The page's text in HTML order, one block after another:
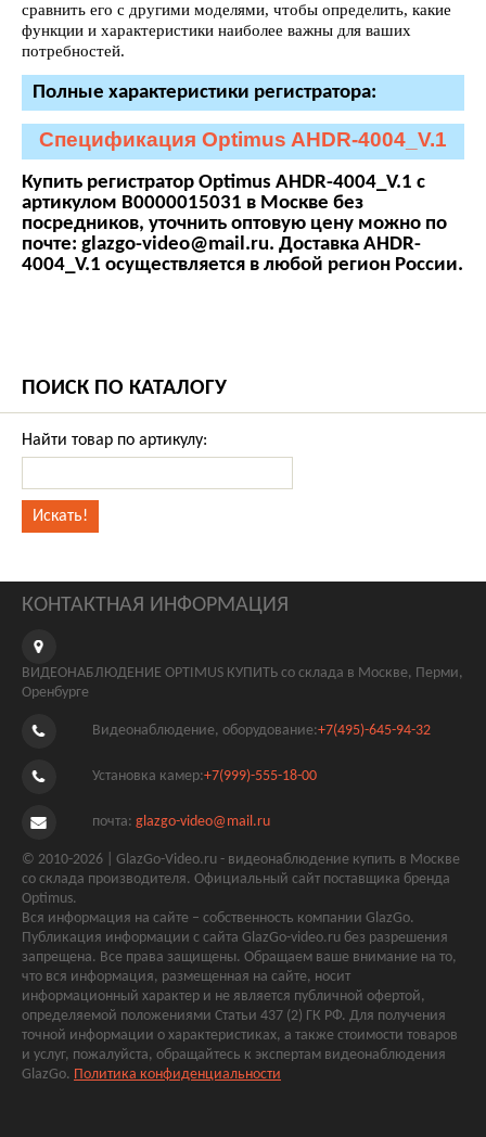
сравнить его с другими моделями, чтобы определить, какие
функции и характеристики наиболее важны для ваших
потребностей.
Полные характеристики регистратора:
Спецификация Optimus AHDR-4004_V.1
Купить регистратор Optimus AHDR-4004_V.1 с
артикулом В0000015031 в Москве без
посредников, уточнить оптовую цену можно по
почте: glazgo-video@mail.ru. Доставка AHDR-
4004_V.1 осуществляется в любой регион России.
ПОИСК ПО КАТАЛОГУ
Найти товар по артикулу:
КОНТАКТНАЯ ИНФОРМАЦИЯ
ВИДЕОНАБЛЮДЕНИЕ OPTIMUS КУПИТЬ со склада в Москве, Перми,
Оренбурге
Видеонаблюдение, оборудование:+7(495)-645-94-32
Установка камер:+7(999)-555-18-00
почта: glazgo-video@mail.ru
© 2010-2026 | GlazGo-Video.ru - видеонаблюдение купить в Москве
со склада производителя. Официальный сайт поставщика бренда
Optimus.
Вся информация на сайте – собственность компании GlazGo.
Публикация информации с сайта GlazGo-video.ru без разрешения
запрещена. Все права защищены. Обращаем ваше внимание на то,
что вся информация, размещенная на сайте, носит
информационный характер и не является публичной офертой,
определяемой положениями Статьи 437 (2) ГК РФ. Для получения
точной информации о характеристиках, а также стоимости товаров
и услуг, пожалуйста, обращайтесь к экспертам видеонаблюдения
GlazGo. Политика конфиденциальности